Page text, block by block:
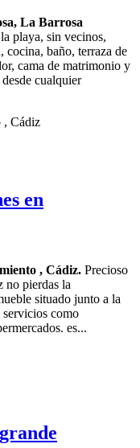
La Barrosa
playa, sin vecinos,
cocina, baño, terraza de
cama de matrimonio y
cualquier
en
, Cádiz. Precioso
no pierdas la
situado junto a la
servicios como
es...